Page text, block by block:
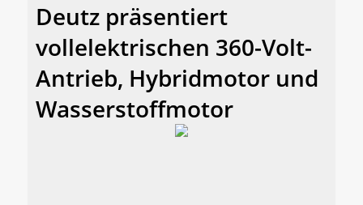
Deutz präsentiert
vollelektrischen 360-Volt-
Antrieb, Hybridmotor und
Wasserstoffmotor